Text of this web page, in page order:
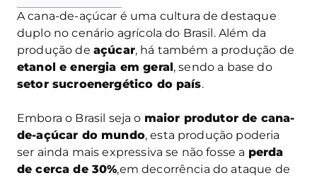
A cana-de-açúcar é uma cultura de destaque
duplo no cenário agrícola do Brasil. Além da
produção de açúcar, há também a produção de
etanol e energia em geral, sendo a base do
setor sucroenergético do país.
Embora o Brasil seja o maior produtor de cana-
de-açúcar do mundo, esta produção poderia
ser ainda mais expressiva se não fosse a perda
de cerca de 30%,em decorrência do ataque de